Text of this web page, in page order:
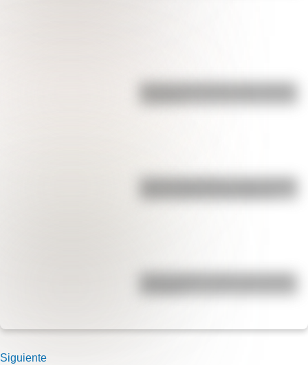
Bandera de Ecuador para colorear
José de San Martín: conocé dónde
Siguiente